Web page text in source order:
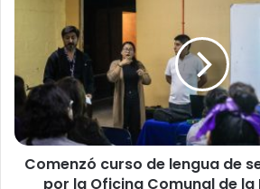
au
Comenzó curso de lengua de
por la Oficina Comunal de